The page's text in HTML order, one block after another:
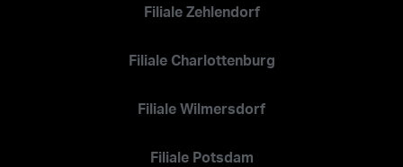
Filiale Zehlendorf
Filiale Charlottenburg
Filiale Wilmersdorf
Filiale Potsdam